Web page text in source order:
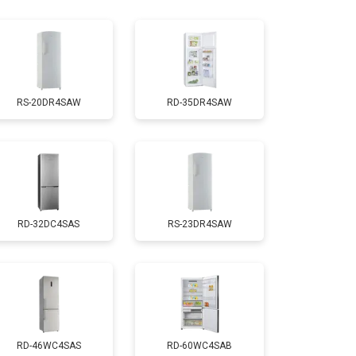
Заказать
2550 ₽ Заказать
Заказать
4750 ₽ Заказать
3650 ₽ Заказать
2550 ₽
RS-20DR4SAW RD-35DR4SAW
RD-32DC4SAS RS-23DR4SAW
RD-46WC4SAS RD-60WC4SAB